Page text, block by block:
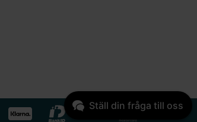
Ställ din fråga till oss